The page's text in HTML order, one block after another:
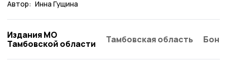
Автор: Инна Гущина
Издания МО
Тамбовской области
Тамбовская область